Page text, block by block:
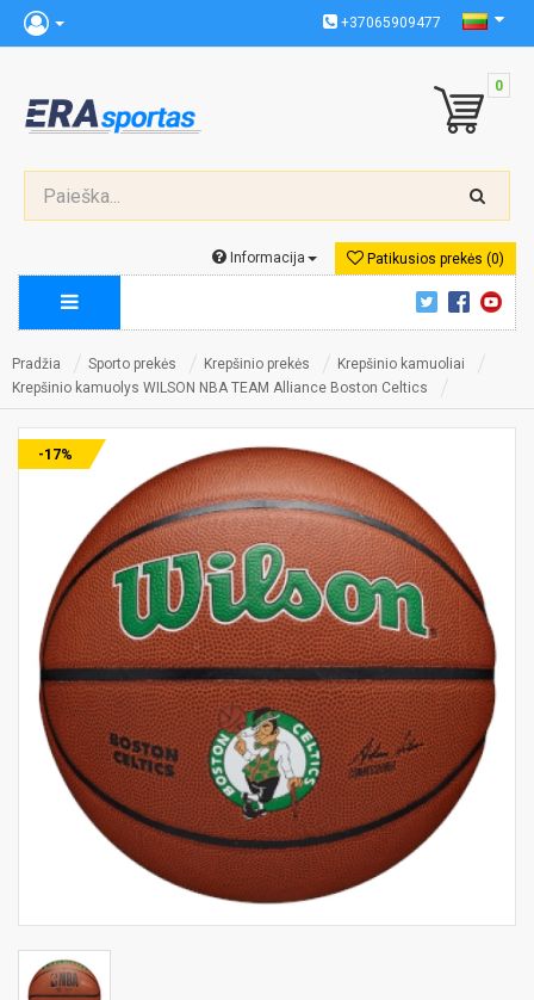
+37065909477
0
Patikusios prekės (0)
Informacija
Pradžia Sporto prekės Krepšinio prekės
Krepšinio kamuoliai
Krepšinio kamuolys WILSON NBA TEAM Alliance Boston Celtics
-17%